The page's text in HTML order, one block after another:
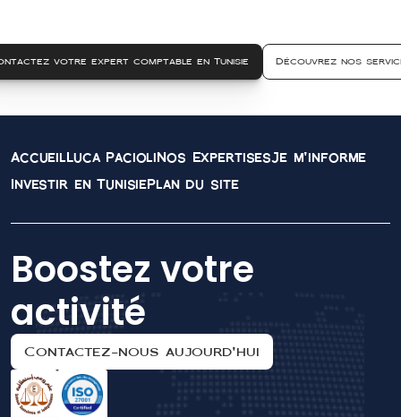
votre expert comptable en Tunisie Découvrez nos
AccueilLuca PacioliNos ExpertisesJe m'informe
Investir en TunisiePlan du site
Boostez votre
activité
Contactez-nous aujourd'hui